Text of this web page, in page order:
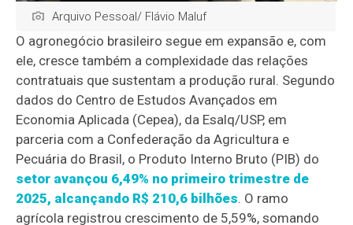
Arquivo Pessoal/ Flávio Maluf
O agronegócio brasileiro segue em expansão e, com
ele, cresce também a complexidade das relações
contratuais que sustentam a produção rural. Segundo
dados do Centro de Estudos Avançados em
Economia Aplicada (Cepea), da Esalq/USP, em
parceria com a Confederação da Agricultura e
Pecuária do Brasil, o Produto Interno Bruto (PIB) do
setor avançou 6,49% no primeiro trimestre de
2025, alcançando R$ 210,6 bilhões. O ramo
agrícola registrou crescimento de 5,59%, somando